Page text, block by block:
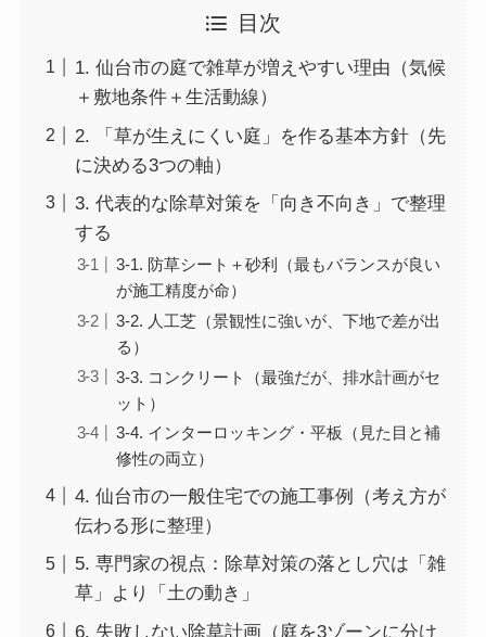
目次
1. 仙台市の庭で雑草が増えやすい理由（気候
＋敷地条件＋生活動線）
2. 「草が生えにくい庭」を作る基本方針（先
に決める3つの軸）
3. 代表的な除草対策を「向き不向き」で整理
する
3-1. 防草シート＋砂利（最もバランスが良い
が施工精度が命）
3-2. 人工芝（景観性に強いが、下地で差が出
る）
3-3. コンクリート（最強だが、排水計画がセ
ット）
3-4. インターロッキング・平板（見た目と補
修性の両立）
4. 仙台市の一般住宅での施工事例（考え方が
伝わる形に整理）
5. 専門家の視点：除草対策の落とし穴は「雑
草」より「土の動き」
6. 失敗しない除草計画（庭を3ゾーンに分け